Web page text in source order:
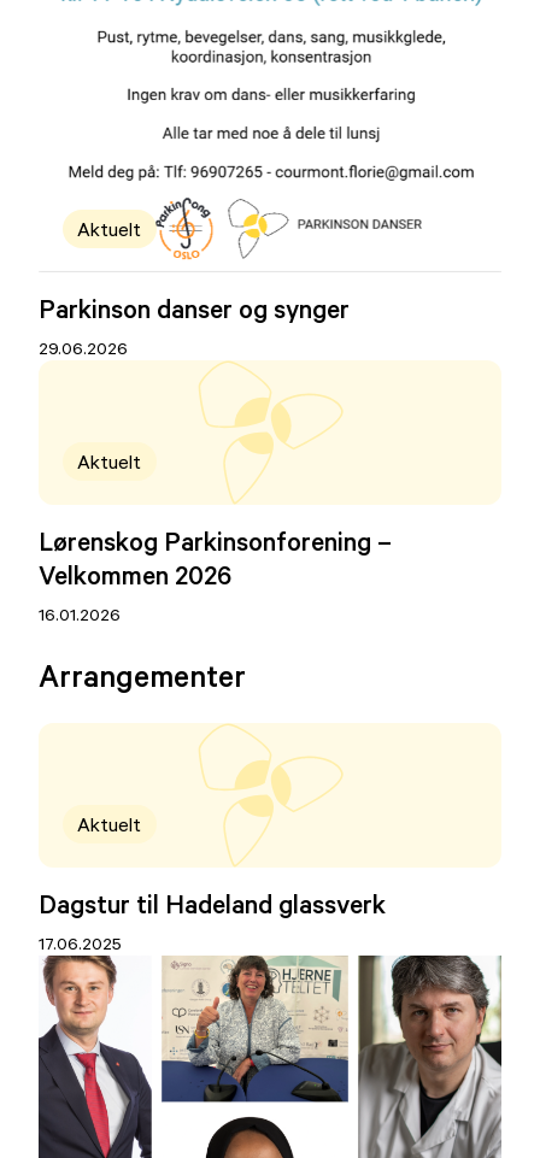
Aktuelt
Parkinson danser og synger
29.06.2026
Aktuelt
Lørenskog Parkinsonforening –
Velkommen 2026
16.01.2026
Arrangementer
Aktuelt
Dagstur til Hadeland glassverk
17.06.2025